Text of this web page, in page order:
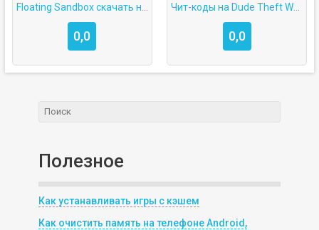
0,0
Чит-коды на Dude Theft Wars: Open World Sandbox Simulator
0,0
Полезное
Как устанавливать игры с кэшем
Как очистить память на телефоне Android,